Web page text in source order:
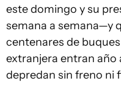
este domingo y su
semana a semana—y
centenares de
extranjera entran año
depredan sin freno ni